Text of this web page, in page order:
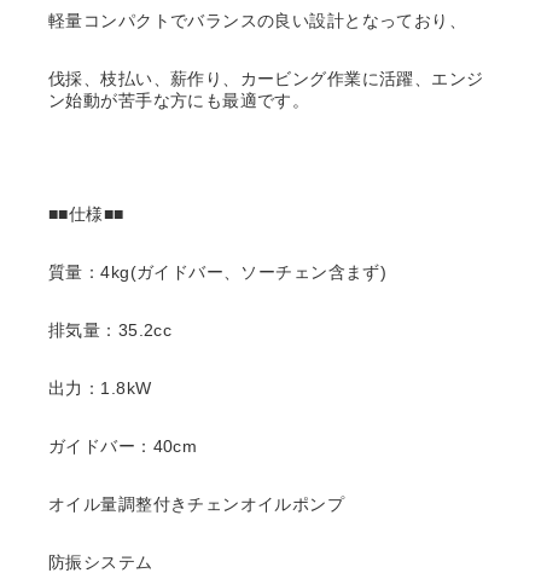
軽量コンパクトでバランスの良い設計となっており、
伐採、枝払い、薪作り、カービング作業に活躍、エンジ
ン始動が苦手な方にも最適です。
■■仕様■■
質量：4kg(ガイドバー、ソーチェン含まず)
排気量：35.2cc
出力：1.8kW
ガイドバー：40cm
オイル量調整付きチェンオイルポンプ
防振システム